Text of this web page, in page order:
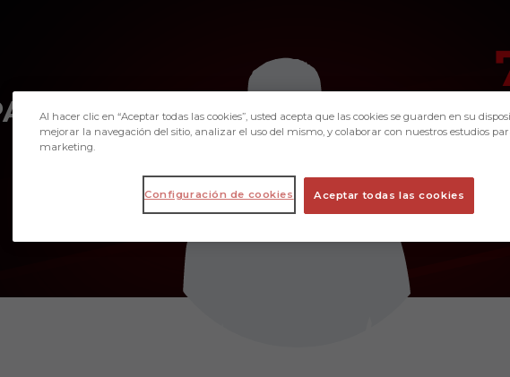
Al hacer clic en “Aceptar todas las cookies”, usted acepta que las cookies se guarden en su
mejorar la navegación del sitio, analizar el uso del mismo, y colaborar con nuestros estudios
marketing.
Aceptar todas las cookies
Configuración de cookies